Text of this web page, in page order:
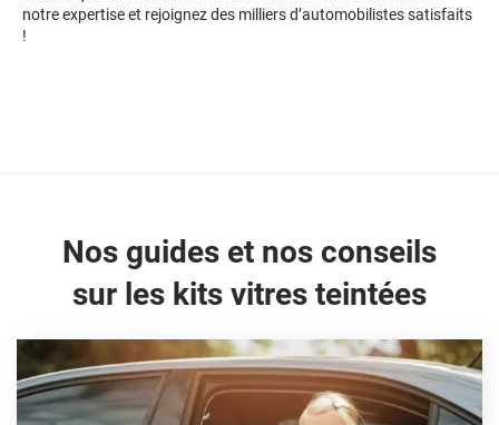
notre expertise et rejoignez des milliers d’automobilistes satisfaits
!
Nos guides et nos conseils
sur les kits vitres teintées